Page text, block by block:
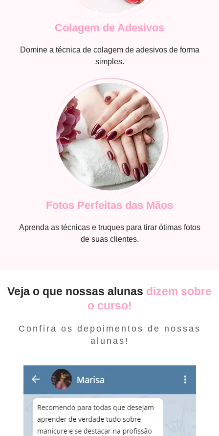
Colagem de Adesivos
Domine a técnica de colagem de adesivos de forma
simples.
Fotos Perfeitas das Mãos
Aprenda as técnicas e truques para tirar ótimas fotos
de suas clientes.
Veja o que nossas alunas dizem sobre
o curso!
Confira os depoimentos de nossas
alunas!